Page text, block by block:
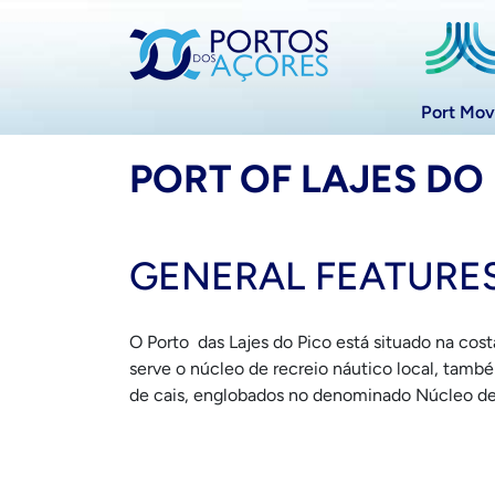
Port
PORT OF LAJES
GENERAL
O Porto das Lajes do Pico está situado na
serve o núcleo de recreio náutico local,
de cais, englobados no denominado Núcleo